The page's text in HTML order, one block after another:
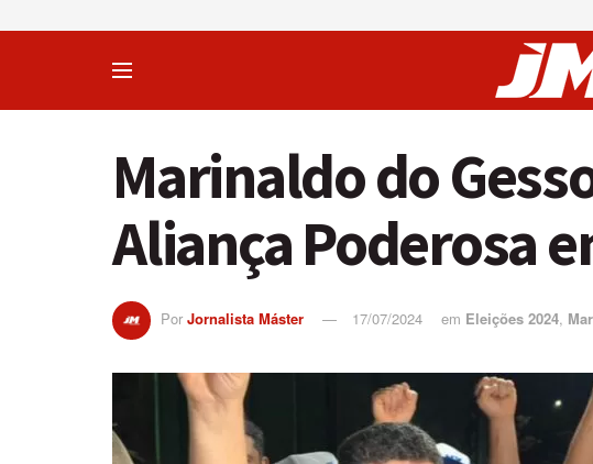
Marinaldo do
Aliança Poderosa
Por Jornalista Máster 17/07/2024 em Eleições 2024,